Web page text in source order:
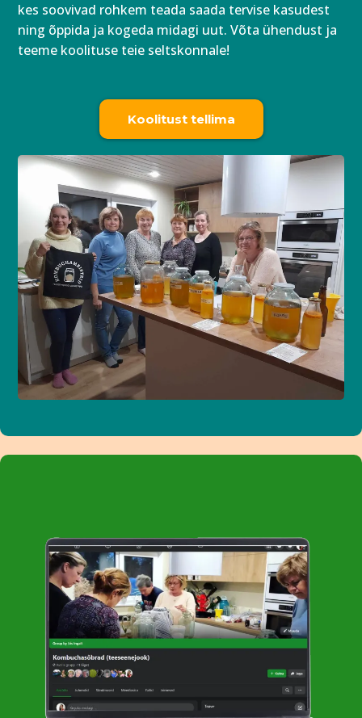
kes soovivad rohkem teada saada tervise kasudest
ning õppida ja kogeda midagi uut. Võta ühendust ja
teeme koolituse teie seltskonnale!
Koolitust tellima